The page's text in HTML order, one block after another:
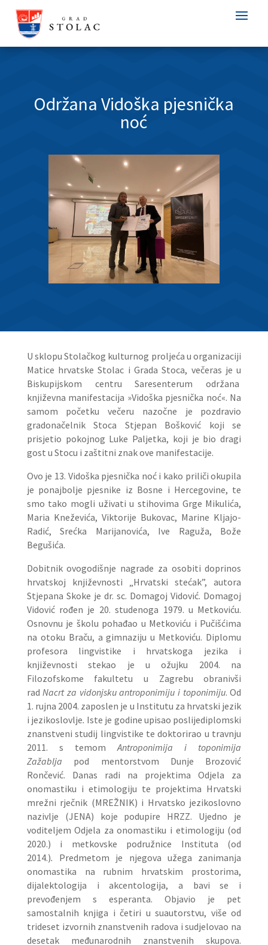
Održana Vidoška pjesnička
noć
U sklopu Stolačkog kulturnog proljeća u organizaciji
Matice hrvatske Stolac i Grada Stoca, večeras je u
Biskupijskom centru Saresenterum održana
književna manifestacija »Vidoška pjesnička noć«. Na
samom početku večeru nazočne je pozdravio
gradonačelnik Stoca Stjepan Bošković koji se
prisjetio pokojnog Luke Paljetka, koji je bio dragi
gost u Stocu i zaštitni znak ove manifestacije.
Ovo je 13. Vidoška pjesnička noć i kako priliči okupila
je ponajbolje pjesnike iz Bosne i Hercegovine, te
smo tako mogli uživati u stihovima Grge Mikulića,
Maria Kneževića, Viktorije Bukovac, Marine Kljajo-
Radić, Srećka Marijanovića, Ive Raguža, Bože
Begušića.
Dobitnik ovogodišnje nagrade za osobiti doprinos
hrvatskoj književnosti „Hrvatski stećak”, autora
Stjepana Skoke je dr. sc. Domagoj Vidović. Domagoj
Vidović rođen je 20. studenoga 1979. u Metkoviću.
Osnovnu je školu pohađao u Metkoviću i Pučišćima
na otoku Braču, a gimnaziju u Metkoviću. Diplomu
profesora lingvistike i hrvatskoga jezika i
književnosti stekao je u ožujku 2004. na
Filozofskome fakultetu u Zagrebu obranivši
radNacrt za vidonjsku antroponimiju i toponimiju. Od
1. rujna 2004. zaposlen je u Institutu za hrvatski jezik
i jezikoslovlje. Iste je godine upisao poslijediplomski
znanstveni studij lingvistike te doktorirao u travnju
2011. s temomAntroponimija i toponimija
Zažablja pod mentorstvom Dunje Brozović
Rončević. Danas radi na projektima Odjela za
onomastiku i etimologiju te projektima Hrvatski
mrežni rječnik (MREŽNIK) i Hrvatsko jezikoslovno
nazivlje (JENA) koje podupire HRZZ. Ujedno je
voditeljem Odjela za onomastiku i etimologiju (od
2020.) i metkovske podružnice Instituta (od
2014.). Predmetom je njegova užega zanimanja
onomastika na rubnim hrvatskim prostorima,
dijalektologija i akcentologija, a bavi se i
prevođenjem s esperanta. Objavio je pet
samostalnih knjiga i četiri u suautorstvu, više od
trideset izvornih znanstvenih radova i sudjelovao na
desetak međunarodnih znanstvenih skupova.